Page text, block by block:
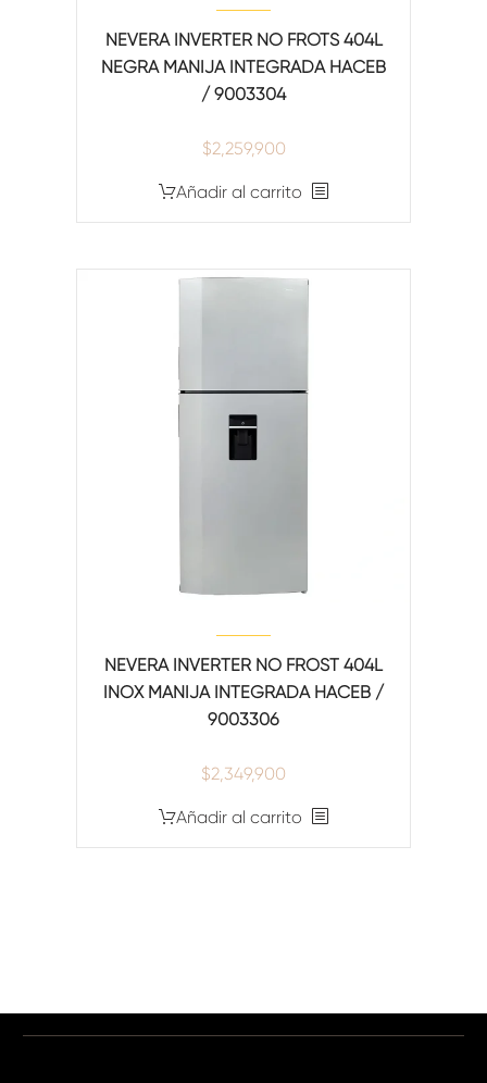
NEVERA INVERTER NO FROTS 404L
NEGRA MANIJA INTEGRADA HACEB
/ 9003304
$2,259,900
Añadir al carrito
NEVERA INVERTER NO FROST 404L
INOX MANIJA INTEGRADA HACEB /
9003306
$2,349,900
Añadir al carrito